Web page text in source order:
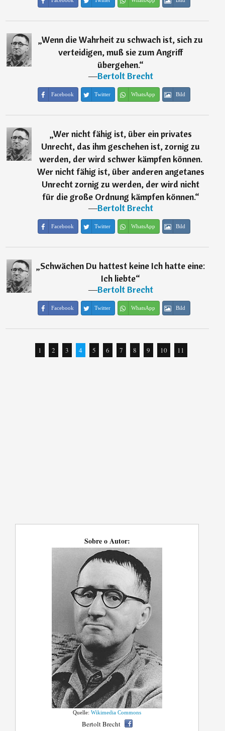
„Wenn die Wahrheit zu schwach ist, sich zu
verteidigen, muß sie zum Angriff
übergehen.“
―Bertolt Brecht
Facebook Twitter WhatsApp Bild
„Wer nicht fähig ist, über ein privates
Unrecht, das ihm geschehen ist, zornig zu
werden, der wird schwer kämpfen können.
Wer nicht fähig ist, über anderen angetanes
Unrecht zornig zu werden, der wird nicht
für die große Ordnung kämpfen können.“
―Bertolt Brecht
Facebook Twitter WhatsApp Bild
„Schwächen Du hattest keine Ich hatte eine:
Ich liebte“
―Bertolt Brecht
Facebook Twitter WhatsApp Bild
1 2 3 4 5 6 7 8 9 10 11
Sobre o Autor:
Quelle:Wikimedia Commons
Bertolt Brecht